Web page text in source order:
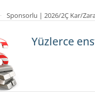
Sponsorlu | 2026/2Ç Kar/
Yüzlerce